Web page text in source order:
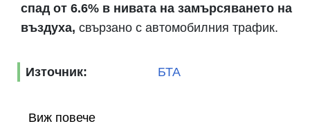
спад от 6.6% в нивата на замърсяването на
въздуха, свързано с автомобилния трафик.
Източник: БТА
Виж повече